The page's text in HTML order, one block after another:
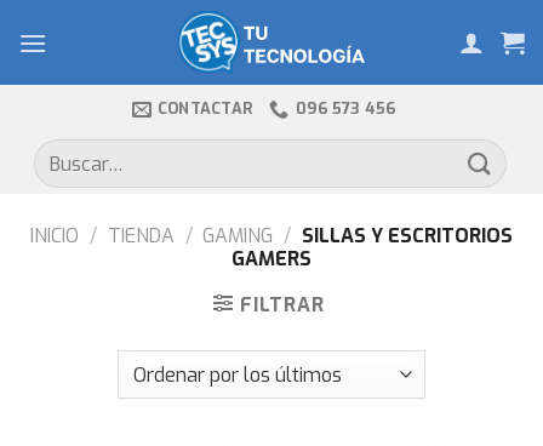
CONTACTAR 096 573 456
Buscar
por:
INICIO / TIENDA / GAMING / SILLAS Y ESCRITORIOS
GAMERS
FILTRAR